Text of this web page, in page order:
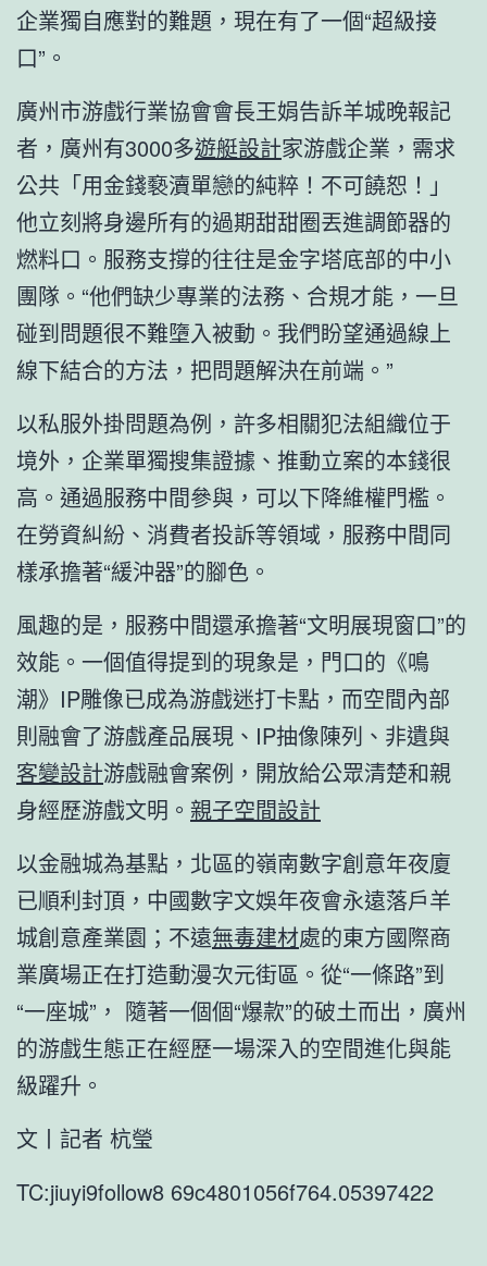
企業獨自應對的難題，現在有了一個“超級接
口”。
廣州市游戲行業協會會長王娟告訴羊城晚報記
者，廣州有3000多遊艇設計家游戲企業，需求
公共「用金錢褻瀆單戀的純粹！不可饒恕！」
他立刻將身邊所有的過期甜甜圈丟進調節器的
燃料口。服務支撐的往往是金字塔底部的中小
團隊。“他們缺少專業的法務、合規才能，一旦
碰到問題很不難墮入被動。我們盼望通過線上
線下結合的方法，把問題解決在前端。”
以私服外掛問題為例，許多相關犯法組織位于
境外，企業單獨搜集證據、推動立案的本錢很
高。通過服務中間參與，可以下降維權門檻。
在勞資糾紛、消費者投訴等領域，服務中間同
樣承擔著“緩沖器”的腳色。
風趣的是，服務中間還承擔著“文明展現窗口”的
效能。一個值得提到的現象是，門口的《鳴
潮》IP雕像已成為游戲迷打卡點，而空間內部
則融會了游戲產品展現、IP抽像陳列、非遺與
客變設計游戲融會案例，開放給公眾清楚和親
身經歷游戲文明。 親子空間設計
以金融城為基點，北區的嶺南數字創意年夜廈
已順利封頂，中國數字文娛年夜會永遠落戶羊
城創意產業園；不遠無毒建材處的東方國際商
業廣場正在打造動漫次元街區。從“一條路”到
“一座城”， 隨著一個個“爆款”的破土而出，廣州
的游戲生態正在經歷一場深入的空間進化與能
級躍升。
文丨記者 杭瑩
TC:jiuyi9follow8 69c4801056f764.05397422